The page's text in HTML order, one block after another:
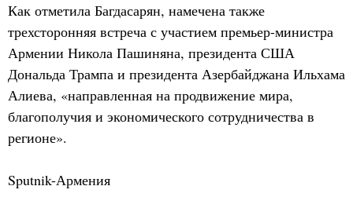
Как отметила Багдасарян, намечена также
трехсторонняя встреча с участием премьер-министра
Армении Никола Пашиняна, президента США
Дональда Трампа и президента Азербайджана Ильхама
Алиева, «направленная на продвижение мира,
благополучия и экономического сотрудничества в
регионе».
Sputnik-Армения